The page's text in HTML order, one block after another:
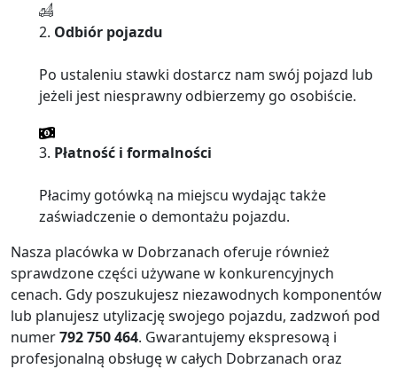
2. Odbiór pojazdu
Po ustaleniu stawki dostarcz nam swój pojazd lub
jeżeli jest niesprawny odbierzemy go osobiście.
3. Płatność i formalności
Płacimy gotówką na miejscu wydając także
zaświadczenie o demontażu pojazdu.
Nasza placówka w Dobrzanach oferuje również
sprawdzone części używane w konkurencyjnych
cenach. Gdy poszukujesz niezawodnych komponentów
lub planujesz utylizację swojego pojazdu, zadzwoń pod
numer792 750 464. Gwarantujemy ekspresową i
profesjonalną obsługę w całych Dobrzanach oraz